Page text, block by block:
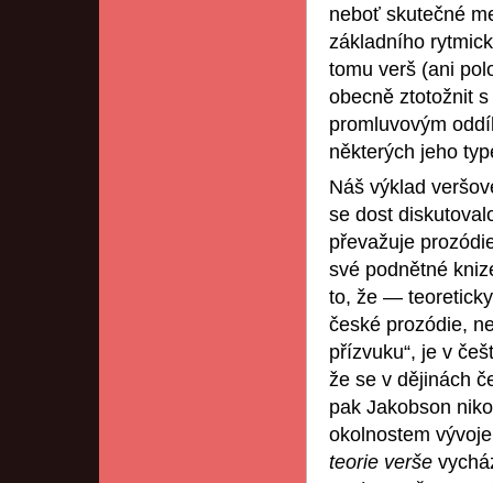
neboť skutečné
základního
tomu verš (ani
obecně ztotožnit
promluvovým
některých jeho
Náš výklad
se dost
převažuje
své podnětné
to, že —
české prozódie,
přízvuku“, je v
že se v dějinách
pak Jakobson
okolnostem
teorie verše